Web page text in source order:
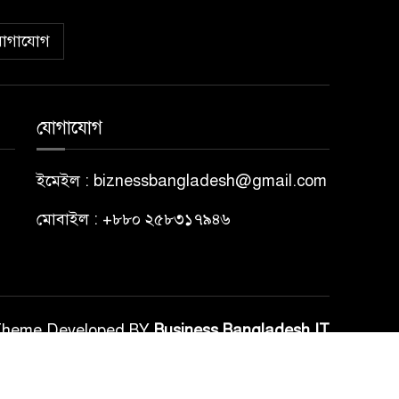
যোগাযোগ
ইমেইল : biznessbangladesh@gmail.com
মোবাইল : +৮৮০ ২৫৮৩১৭৯৪৬
Developed BYBusiness Bangladesh IT